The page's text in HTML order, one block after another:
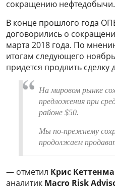
сокращению нефтедобычи.
В конце прошлого года
договорились о
марта 2018 года. По
итогам следующего
придется продлить
На мировом рынке
предложения при
районе $50.
Мы по-прежнему
продолжаем
— отметил Крис
аналитик Macro Risk